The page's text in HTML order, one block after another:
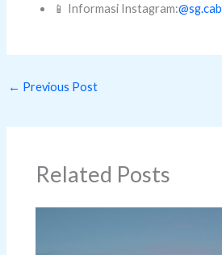
📱 Informasi Instagram:@sg.cab
← Previous Post
Related Posts